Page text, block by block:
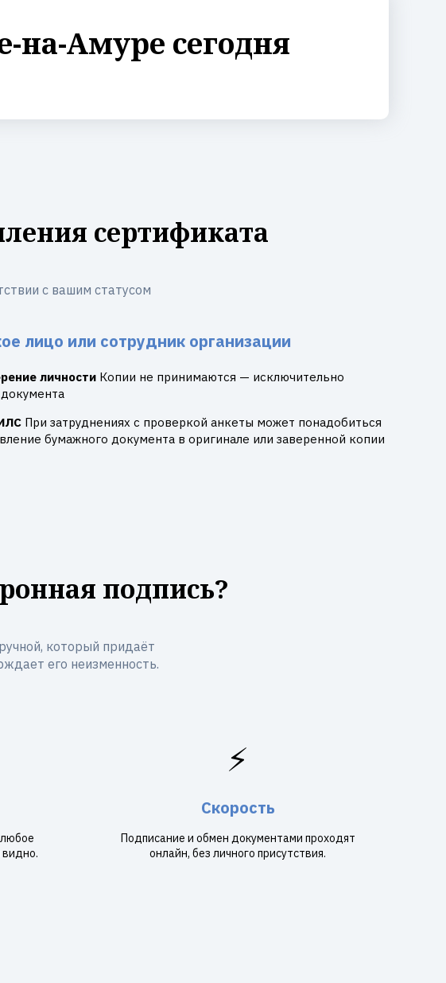
Амуре сегодня
сертификата
с вашим статусом
лицо или сотрудник организации
личности Копии не принимаются — исключительно
При затруднениях с проверкой анкеты может понадобиться
бумажного документа в оригинале или заверенной копии
подпись?
который придаёт
его неизменность.
видно.
⚡
Скорость
Подписание и обмен документами проходят
онлайн, без личного присутствия.